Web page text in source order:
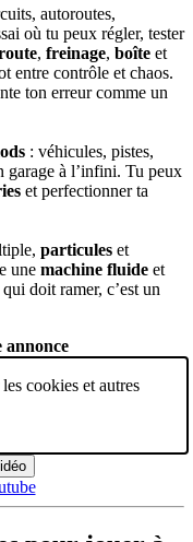
autoroutes,
où tu peux régler, tester
, freinage, boîte et
entre contrôle et chaos.
ton erreur comme un
: véhicules, pistes,
garage à l’infini. Tu peux
et perfectionner ta
particules et
une machine fluide et
doit ramer, c’est un
annonce
cookies et autres